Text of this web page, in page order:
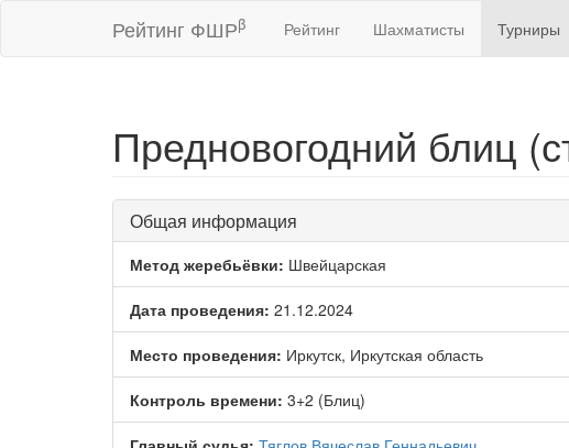
Рейтинг ФШРβ Рейтинг Шахматисты Турниры
Предновогодний блиц
Общая информация
Метод жеребьёвки: Швейцарская
Дата проведения: 21.12.2024
Место проведения: Иркутск, Иркутская область
Контроль времени: 3+2 (Блиц)